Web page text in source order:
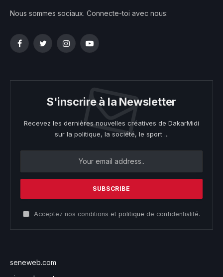
Nous sommes sociaux. Connecte-toi avec nous:
FacebookTwitterInstagramYouTube
S'inscrire à la Newsletter
Recevez les dernières nouvelles créatives de DakarMidi
sur la politique, la société, le sport ...
Acceptez nos conditions et politique de confidentialité.
seneweb.com